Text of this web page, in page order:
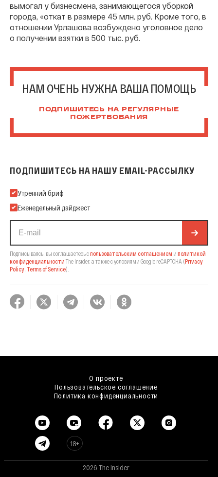
вымогал у бизнесмена, занимающегося уборкой
города, «откат в размере 45 млн. руб. Кроме того, в
отношении Урлашова возбуждено уголовное дело
о получении взятки в 500 тыс. руб.
НАМ ОЧЕНЬ НУЖНА ВАША ПОМОЩЬ
ПОДПИШИТЕСЬ НА РЕГУЛЯРНЫЕ
ПОЖЕРТВОВАНИЯ
ПОДПИШИТЕСЬ НА НАШУ EMAIL-РАССЫЛКУ
Подпишитесь на нашу Email-рассылку
Утренний бриф
Еженедельный дайджест
Подписываясь, вы соглашаетесь спользовательским соглашением и политикой
конфиденциальности The Insider, а также с условиями Google reCAPTCHA (Privacy
Policy, Terms of Service).
О проекте
Пользовательское соглашение
Политика конфиденциальности
18+
2026 The Insider